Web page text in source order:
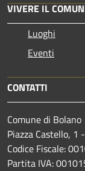
VIVERE IL
Luoghi
Eventi
CONTATTI
Comune di Bolano
Piazza Castello, 1
Codice Fiscale:
Partita IVA: